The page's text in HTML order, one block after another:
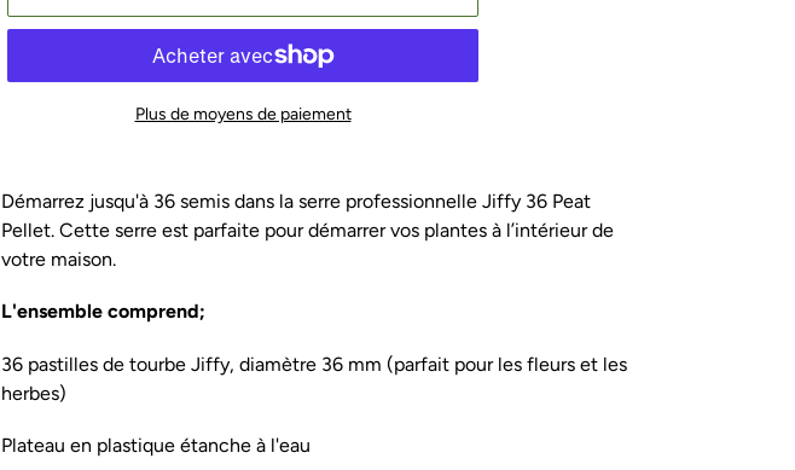
Plus de moyens de paiement
d'un
produit
à
panier
Démarrez jusqu'à 36 semis dans la serre professionnelle Jiffy 36 Peat
Pellet. Cette serre est parfaite pour démarrer vos plantes à l’intérieur de
votre maison.
L'ensemble comprend;
36 pastilles de tourbe Jiffy, diamètre 36 mm (parfait pour les fleurs et les
herbes)
Plateau en plastique étanche à l'eau